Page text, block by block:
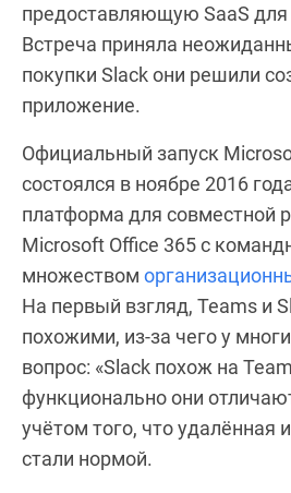
предоставляющую SaaS для
Встреча приняла
покупки Slack они решили
приложение.
Официальный запуск
состоялся в ноябре 2016
платформа для совместной
Microsoft Office 365 с
множеством
На первый взгляд, Teams и
похожими, из-за чего у
вопрос: «Slack похож на
функционально они
учётом того, что удалённая
стали нормой.